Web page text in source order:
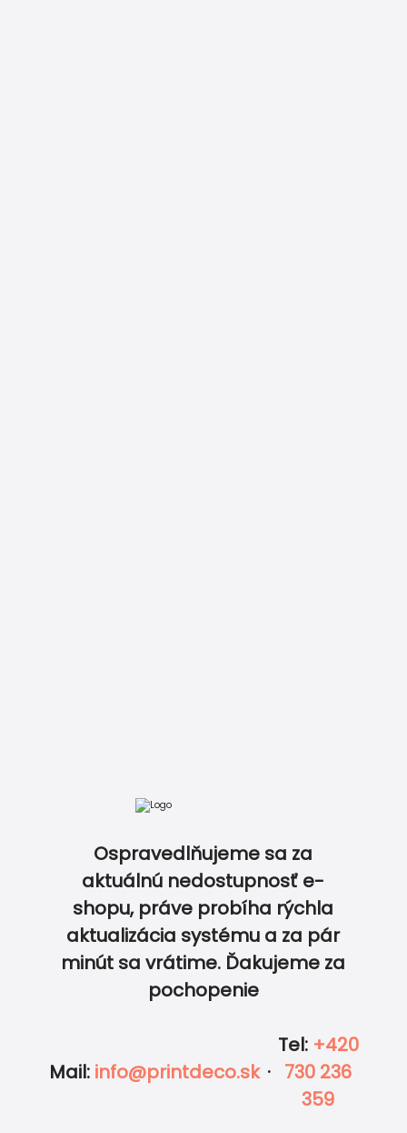
Ospravedlňujeme sa za
aktuálnú nedostupnosť e-
shopu, práve probíha rýchla
aktualizácia systému a za pár
minút sa vrátime. Ďakujeme za
pochopenie
Mail: info@printdeco.sk ·
Tel: +420
730 236
359
0
NÁVRH OD GRAFIKA
POPLATOK 0.00€
UPRAVIŤ V EDITORE
ZDARMA
Vložiť do košíka